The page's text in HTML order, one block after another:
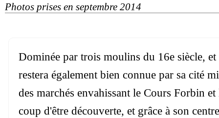
Photos prises en septembre 2014
Dominée par trois moulins du 16e siècle,
restera également bien connue par sa cité
des marchés envahissant le Cours Forbin
coup d'être découverte, et grâce à son